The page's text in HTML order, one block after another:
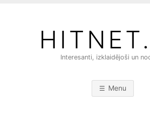
Interesanti, izklaidējoši un
Menu